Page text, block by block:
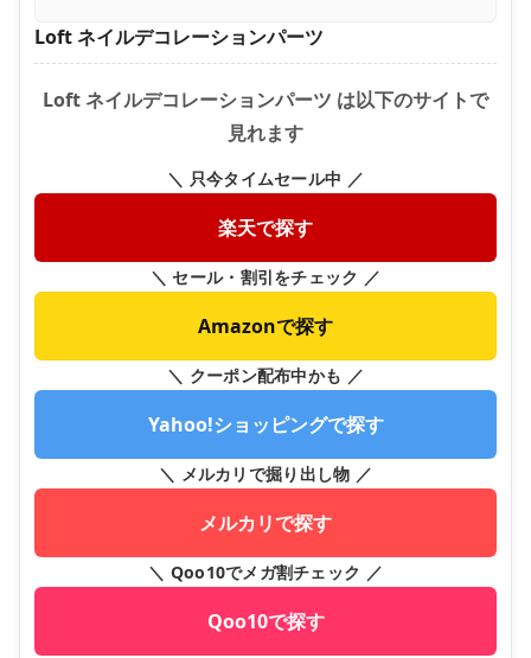
Loft ネイルデコレーションパーツ
Loft ネイルデコレーションパーツ は以下のサイトで
見れます
＼ 只今タイムセール中 ／
楽天で探す
＼ セール・割引をチェック ／
Amazonで探す
＼ クーポン配布中かも ／
Yahoo!ショッピングで探す
＼ メルカリで掘り出し物 ／
メルカリで探す
＼ Qoo10でメガ割チェック ／
Qoo10で探す